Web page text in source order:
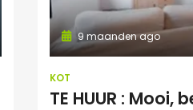
9 maanden ago
KOT